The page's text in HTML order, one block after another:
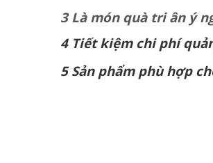
3 Là món quà tri ân ý
4 Tiết kiệm chi phí
5 Sản phẩm phù hợp